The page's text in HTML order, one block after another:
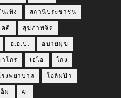
เทิง สถานีประชาชน
คดี สุขภาพจิต
อ.อ.ป. อบายมุข
าโกร เอไอ โกง
รงพยาบาล โอลิมปิก
อ็ม AI